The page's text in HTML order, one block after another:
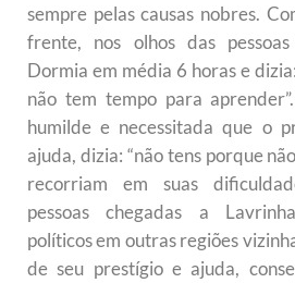
sempre pelas causas nobres.
frente, nos olhos das
Dormia em média 6 horas e
não tem tempo para
humilde e necessitada que o
ajuda, dizia: “não tens porque
recorriam em suas
pessoas chegadas a
políticos em outras regiões
de seu prestígio e ajuda,